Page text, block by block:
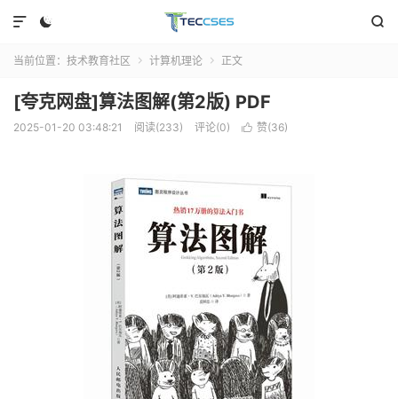
 

当前位置： 技术教育社区  计算机理论  正文
[夸克网盘]算法图解(第2版) PDF
2025-01-20 03:48:21 阅读(233) 评论(0)  赞(36)